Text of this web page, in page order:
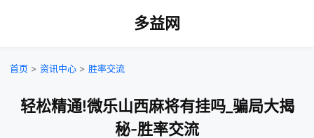
多益网
首页 > 资讯中心 > 胜率交流
轻松精通!微乐山西麻将有挂吗_骗局大揭
秘-胜率交流